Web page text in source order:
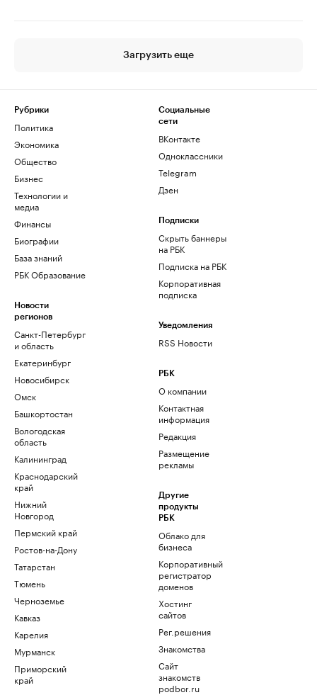
Загрузить еще
Рубрики
Политика
Экономика
Общество
Бизнес
Технологии и
медиа
Финансы
Биографии
База знаний
РБК Образование
Новости
регионов
Санкт-Петербург
и область
Екатеринбург
Новосибирск
Омск
Башкортостан
Вологодская
область
Калининград
Краснодарский
край
Нижний
Новгород
Пермский край
Ростов-на-Дону
Татарстан
Тюмень
Черноземье
Кавказ
Карелия
Мурманск
Приморский
край
Социальные
сети
ВКонтакте
Одноклассники
Telegram
Дзен
Подписки
Скрыть баннеры
на РБК
Подписка на РБК
Корпоративная
подписка
Уведомления
RSS Новости
РБК
О компании
Контактная
информация
Редакция
Размещение
рекламы
Другие
продукты
РБК
Облако для
бизнеса
Корпоративный
регистратор
доменов
Хостинг
сайтов
Рег.решения
Знакомства
Сайт
знакомств
podbor.ru